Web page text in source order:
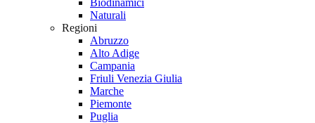
Biodinamici
Naturali
Regioni
Abruzzo
Alto Adige
Campania
Friuli Venezia Giulia
Marche
Piemonte
Puglia